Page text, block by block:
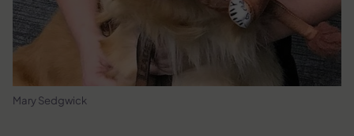
Mary Sedgwick